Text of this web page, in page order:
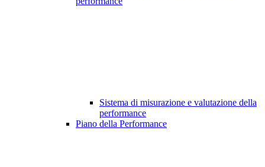
Sistema di misurazione e valutazione della
performance
Piano della Performance